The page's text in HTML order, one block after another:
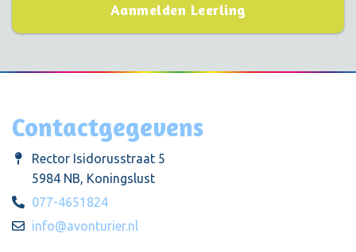
Aanmelden Leerling
Contactgegevens
Rector Isidorusstraat 5
5984 NB, Koningslust
077-4651824
info@avonturier.nl